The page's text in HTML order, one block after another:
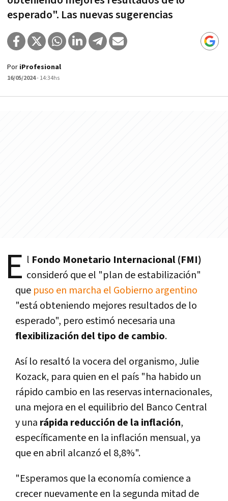
esperado". Las nuevas sugerencias
Por iProfesional
16/05/2024- 14:34hs
E l Fondo Monetario Internacional (FMI)
consideró que el "plan de estabilización"
que puso en marcha el Gobierno argentino
"está obteniendo mejores resultados de lo
esperado", pero estimó necesaria una
flexibilización del tipo de cambio.
Así lo resaltó la vocera del organismo, Julie
Kozack, para quien en el país "ha habido un
rápido cambio en las reservas internacionales,
una mejora en el equilibrio del Banco Central
y una rápida reducción de la inflación,
específicamente en la inflación mensual, ya
que en abril alcanzó el 8,8%".
"Esperamos que la economía comience a
crecer nuevamente en la segunda mitad de